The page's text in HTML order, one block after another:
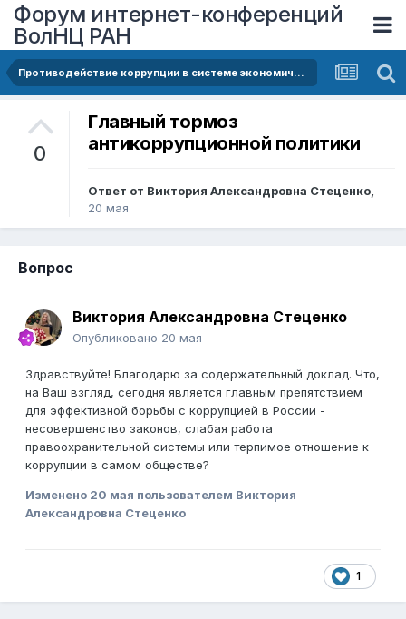
Форум интернет-конференций
ВолНЦ РАН
Противодействие коррупции в системе экономической безопасности
0
Главный тормоз
антикоррупционной политики
Ответ от Виктория Александровна Стеценко,
20 мая
Вопрос
Виктория Александровна Стеценко
Опубликовано 20 мая
Здравствуйте! Благодарю за содержательный доклад. Что,
на Ваш взгляд, сегодня является главным препятствием
для эффективной борьбы с коррупцией в России -
несовершенство законов, слабая работа
правоохранительной системы или терпимое отношение к
коррупции в самом обществе?
Изменено 20 мая пользователем Виктория
Александровна Стеценко
1